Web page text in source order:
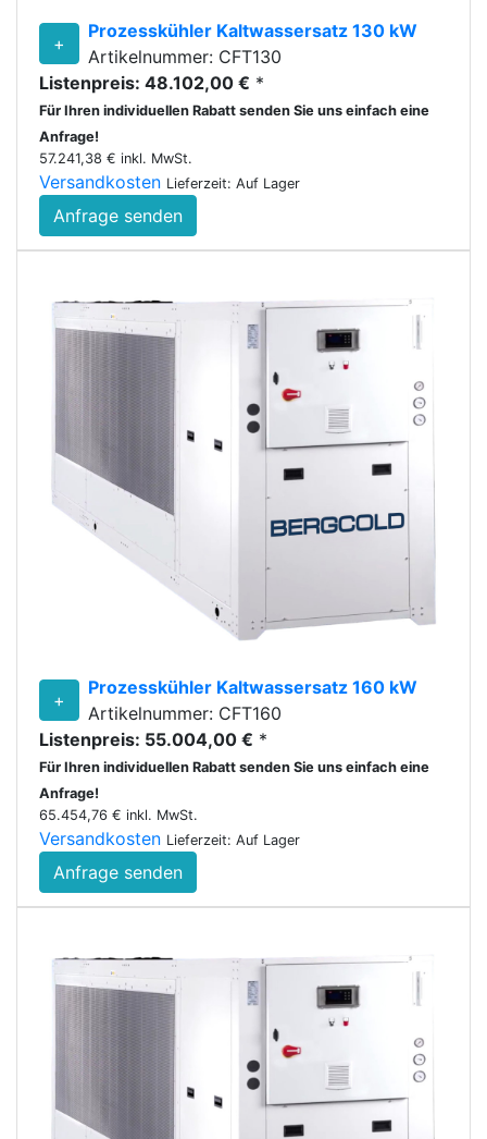
+
Prozesskühler Kaltwassersatz 130 kW
Artikelnummer: CFT130
Listenpreis: 48.102,00 € *
Für Ihren individuellen Rabatt senden Sie uns einfach eine
Anfrage!
57.241,38 € inkl. MwSt.
Versandkosten Lieferzeit: Auf Lager
Anfrage senden
+
Prozesskühler Kaltwassersatz 160 kW
Artikelnummer: CFT160
Listenpreis: 55.004,00 € *
Für Ihren individuellen Rabatt senden Sie uns einfach eine
Anfrage!
65.454,76 € inkl. MwSt.
Versandkosten Lieferzeit: Auf Lager
Anfrage senden